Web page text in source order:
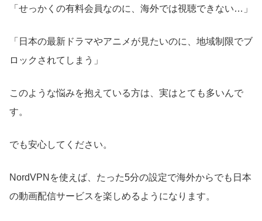
「せっかくの有料会員なのに、海外では視聴できない…」
「日本の最新ドラマやアニメが見たいのに、地域制限でブ
ロックされてしまう」
このような悩みを抱えている方は、実はとても多いんで
す。
でも安心してください。
NordVPNを使えば、たった5分の設定で海外からでも日本
の動画配信サービスを楽しめるようになります。